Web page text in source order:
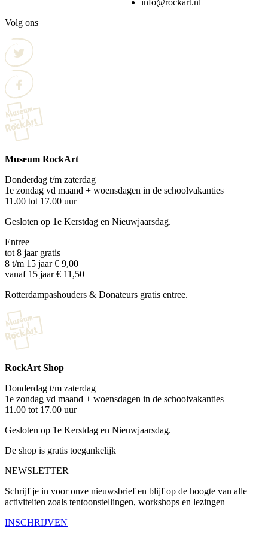
info@rockart.nl
Volg ons
Museum RockArt
Donderdag t/m zaterdag
1e zondag vd maand + woensdagen in de schoolvakanties
11.00 tot 17.00 uur
Gesloten op 1e Kerstdag en Nieuwjaarsdag.
Entree
tot 8 jaar gratis
8 t/m 15 jaar € 9,00
vanaf 15 jaar € 11,50
Rotterdampashouders & Donateurs gratis entree.
RockArt Shop
Donderdag t/m zaterdag
1e zondag vd maand + woensdagen in de schoolvakanties
11.00 tot 17.00 uur
Gesloten op 1e Kerstdag en Nieuwjaarsdag.
De shop is gratis toegankelijk
NEWSLETTER
Schrijf je in voor onze nieuwsbrief en blijf op de hoogte van alle
activiteiten zoals tentoonstellingen, workshops en lezingen
INSCHRIJVEN